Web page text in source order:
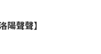
陽聲聲】